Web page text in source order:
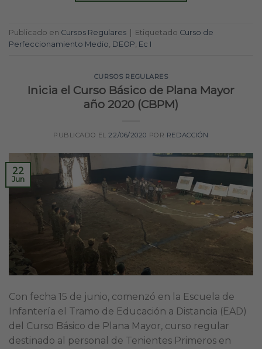
Publicado en Cursos Regulares Etiquetado Curso de
Perfeccionamiento Medio DEOP Ec I
CURSOS REGULARES
Inicia el Curso Básico de Plana Mayor
año 2020 (CBPM)
PUBLICADO EL22/06/2020 POR REDACCIÓN
22
Jun
Con fecha 15 de junio, comenzó en la Escuela de
Infantería el Tramo de Educación a Distancia (EAD)
del Curso Básico de Plana Mayor, curso regular
destinado al personal de Tenientes Primeros en